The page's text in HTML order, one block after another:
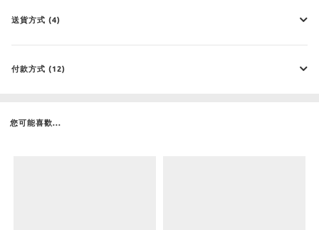
送貨方式 (4)
付款方式 (12)
您可能喜歡...